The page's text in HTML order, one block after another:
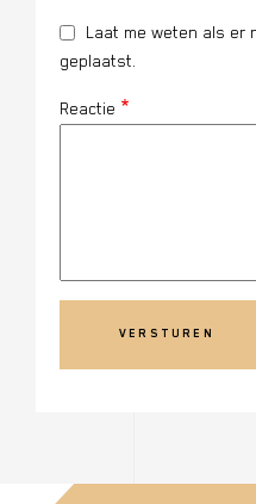
Laat me weten als er
geplaatst.
Reactie